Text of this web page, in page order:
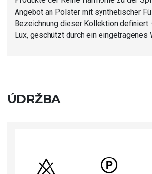
Angebot an Polster mit synthetischer
Bezeichnung dieser Kollektion definiert
Lux, geschützt durch ein eingetragenes
ÚDRŽBA